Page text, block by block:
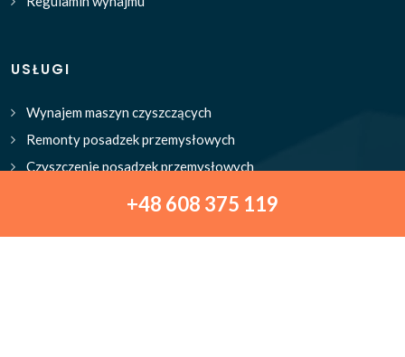
USŁUGI
Wynajem maszyn czyszczących
Remonty posadzek przemysłowych
Czyszczenie posadzek przemysłowych
Usuwanie oznaczeń poziomych
+48 608 375 119